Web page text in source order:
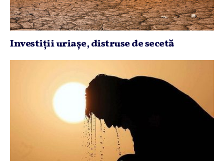
Investiţii uriaşe, distruse de secetă